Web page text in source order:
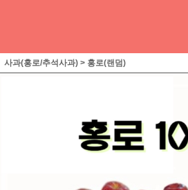
사과(홍로/추석사과) > 홍로(랜덤)